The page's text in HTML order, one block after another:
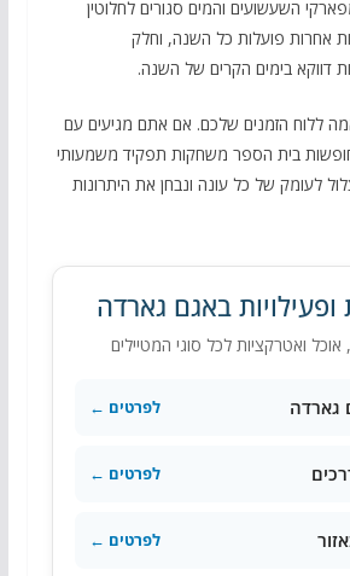
השעשועים והמים סגורים לחלוטין
אחרות פועלות כל השנה, וחלק
דווקא בימים הקרים של השנה.
ללוח הזמנים שלכם. אם אתם מגיעים עם
בית הספר משחקות תפקיד משמעותי
לעומק של כל עונה ונבחן את היתרונות
ופעילויות באגם גארדה
אוכל ואטרקציות לכל סוגי המטיילים
גארדה לפרטים ←
לפרטים ←
לפרטים ←